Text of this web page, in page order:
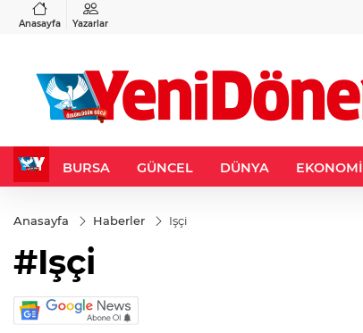
Anasayfa Yazarlar
%-0,22
BURSA GÜNCEL DÜNYA EKONOMİ
Anasayfa Haberler Işçi
#Işçi